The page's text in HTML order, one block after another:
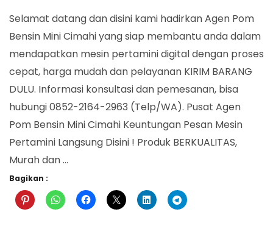
Bensin
Mini
Cimahi
Selamat datang dan disini kami hadirkan Agen Pom
Bensin Mini Cimahi yang siap membantu anda dalam
mendapatkan mesin pertamini digital dengan proses
cepat, harga mudah dan pelayanan KIRIM BARANG
DULU. Informasi konsultasi dan pemesanan, bisa
hubungi 0852-2164-2963 (Telp/WA). Pusat Agen
Pom Bensin Mini Cimahi Keuntungan Pesan Mesin
Pertamini Langsung Disini ! Produk BERKUALITAS,
Murah dan …
Bagikan :